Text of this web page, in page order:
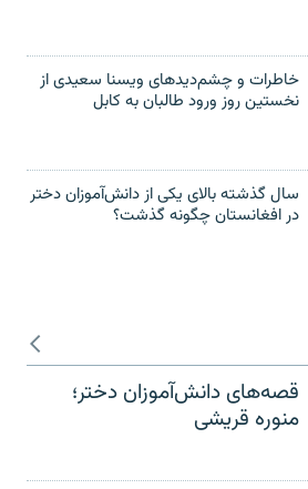
خاطرات و چشم‌دید‌های ویسنا سعیدی از
نخستین روز ورود طالبان به کابل
سال گذشته بالای یکی از دانش‌آموزان دختر
در افغانستان چگونه گذشت؟
قصه‌های دانش‌آموزان دختر؛
منوره قریشی